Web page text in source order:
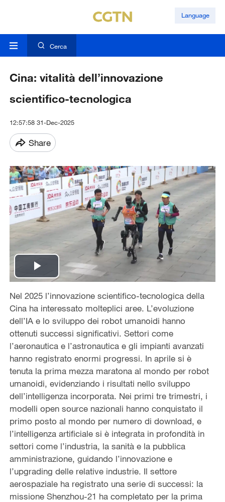
Language
Cerca
Cina: vitalità dell’innovazione
scientifico-tecnologica
12:57:58 31-Dec-2025
Share
Play
Video
Nel 2025 l’innovazione scientifico-tecnologica della
Cina ha interessato molteplici aree. L’evoluzione
dell’IA e lo sviluppo dei robot umanoidi hanno
ottenuti successi significativi. Settori come
l’aeronautica e l’astronautica e gli impianti avanzati
hanno registrato enormi progressi. In aprile si è
tenuta la prima mezza maratona al mondo per robot
umanoidi, evidenziando i risultati nello sviluppo
dell’intelligenza incorporata. Nei primi tre trimestri, i
modelli open source nazionali hanno conquistato il
primo posto al mondo per numero di download, e
l’intelligenza artificiale si è integrata in profondità in
settori come l’industria, la sanità e la pubblica
amministrazione, guidando l’innovazione e
l’upgrading delle relative industrie. Il settore
aerospaziale ha registrato una serie di successi: la
missione Shenzhou-21 ha completato per la prima